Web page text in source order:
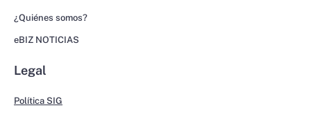
¿Quiénes somos?
eBIZ NOTICIAS
Legal
Política SIG